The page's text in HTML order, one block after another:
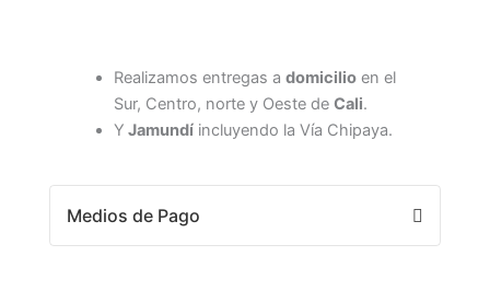
Realizamos entregas a domicilioen el
Sur, Centro, norte y Oeste de Cali.
Y Jamundíincluyendo la Vía Chipaya.
Medios de Pago